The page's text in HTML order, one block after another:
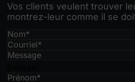
Vos clients veulent trouver
montrez-leur comme il se